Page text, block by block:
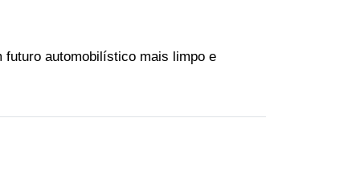
futuro automobilístico mais limpo e